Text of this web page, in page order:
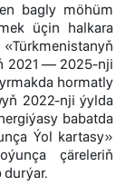
bagly möhüm
üçin halkara
2021 — 2025-nji
hormatly
2022-nji ýylda
babatda
Ýol kartasy»
çäreleriň
durýar.